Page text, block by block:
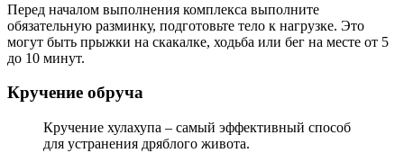
Перед началом выполнения комплекса выполните
обязательную разминку, подготовьте тело к нагрузке. Это
могут быть прыжки на скакалке, ходьба или бег на месте от 5
до 10 минут.
Кручение обруча
Кручение хулахупа – самый эффективный способ
для устранения дряблого живота.